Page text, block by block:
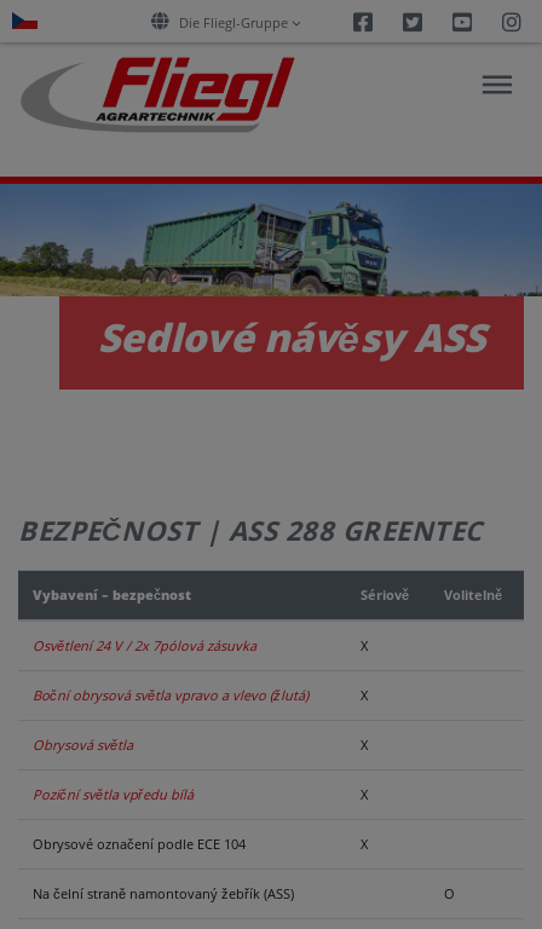
Die Fliegl-Gruppe Facebook
Twitter
PRODUKTY
Sedlové návěsy ASS
BEZPEČNOST | ASS 288 GREENTEC
Vybavení – bezpečnost Sériově Volitelně
Osvětlení 24 V / 2x 7pólová zásuvka X
Boční obrysová světla vpravo a vlevo (žlutá) X
Obrysová světla X
Poziční světla vpředu bílá X
Obrysové označení podle ECE 104 X
Na čelní straně namontovaný žebřík (ASS) O